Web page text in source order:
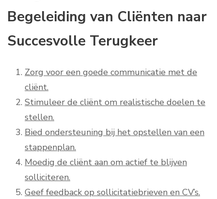
Begeleiding van Cliënten naar
Succesvolle Terugkeer
Zorg voor een goede communicatie met de
cliënt.
Stimuleer de cliënt om realistische doelen te
stellen.
Bied ondersteuning bij het opstellen van een
stappenplan.
Moedig de cliënt aan om actief te blijven
solliciteren.
Geef feedback op sollicitatiebrieven en CV’s.